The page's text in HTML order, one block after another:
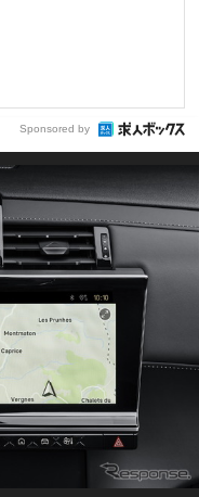
Sponsored by